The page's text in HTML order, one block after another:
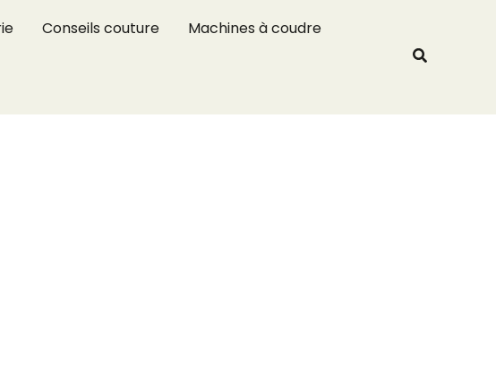
Conseils couture Machines à coudre